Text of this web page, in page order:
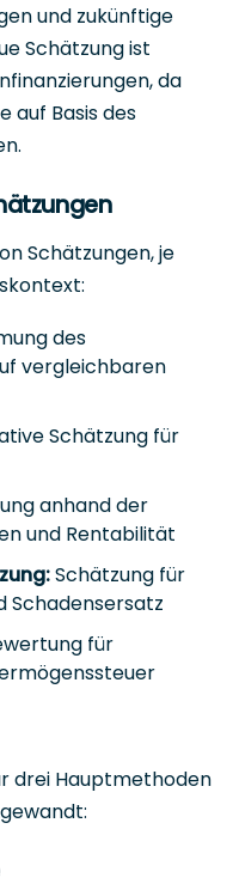
und zukünftige
Schätzung ist
da
auf Basis des
Schätzungen, je
des
vergleichbaren
Schätzung für
anhand der
und Rentabilität
Schätzung für
Schadensersatz
für
drei Hauptmethoden